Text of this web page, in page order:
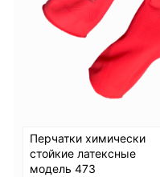
Перчатки химически
стойкие латексные
модель 473